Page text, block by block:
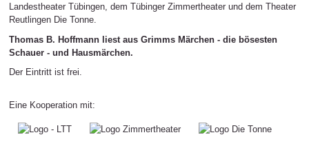
Landestheater Tübingen, dem Tübinger Zimmertheater und dem Theater
Reutlingen Die Tonne.
Thomas B. Hoffmann liest aus Grimms Märchen - die bösesten
Schauer - und Hausmärchen.
Der Eintritt ist frei.
Eine Kooperation mit: